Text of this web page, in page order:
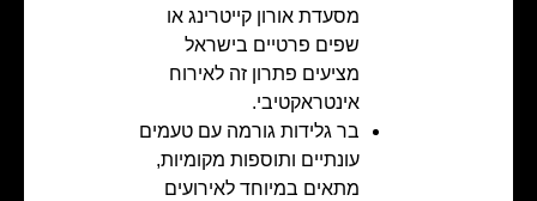
מסעדת אורון קייטרינג או
שפים פרטיים בישראל
מציעים פתרון זה לאירוח
אינטראקטיבי.
בר גלידות גורמה עם טעמים
עונתיים ותוספות מקומיות,
מתאים במיוחד לאירועים